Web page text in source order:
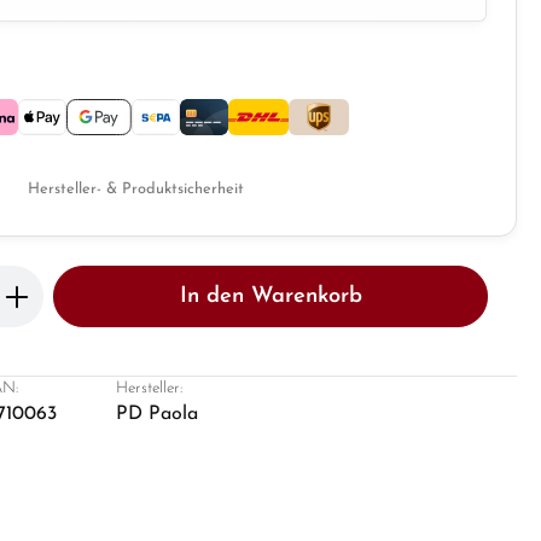
Hersteller- & Produktsicherheit
den gewünschten Wert ein oder
In den Warenkorb
Hersteller:
PD Paola